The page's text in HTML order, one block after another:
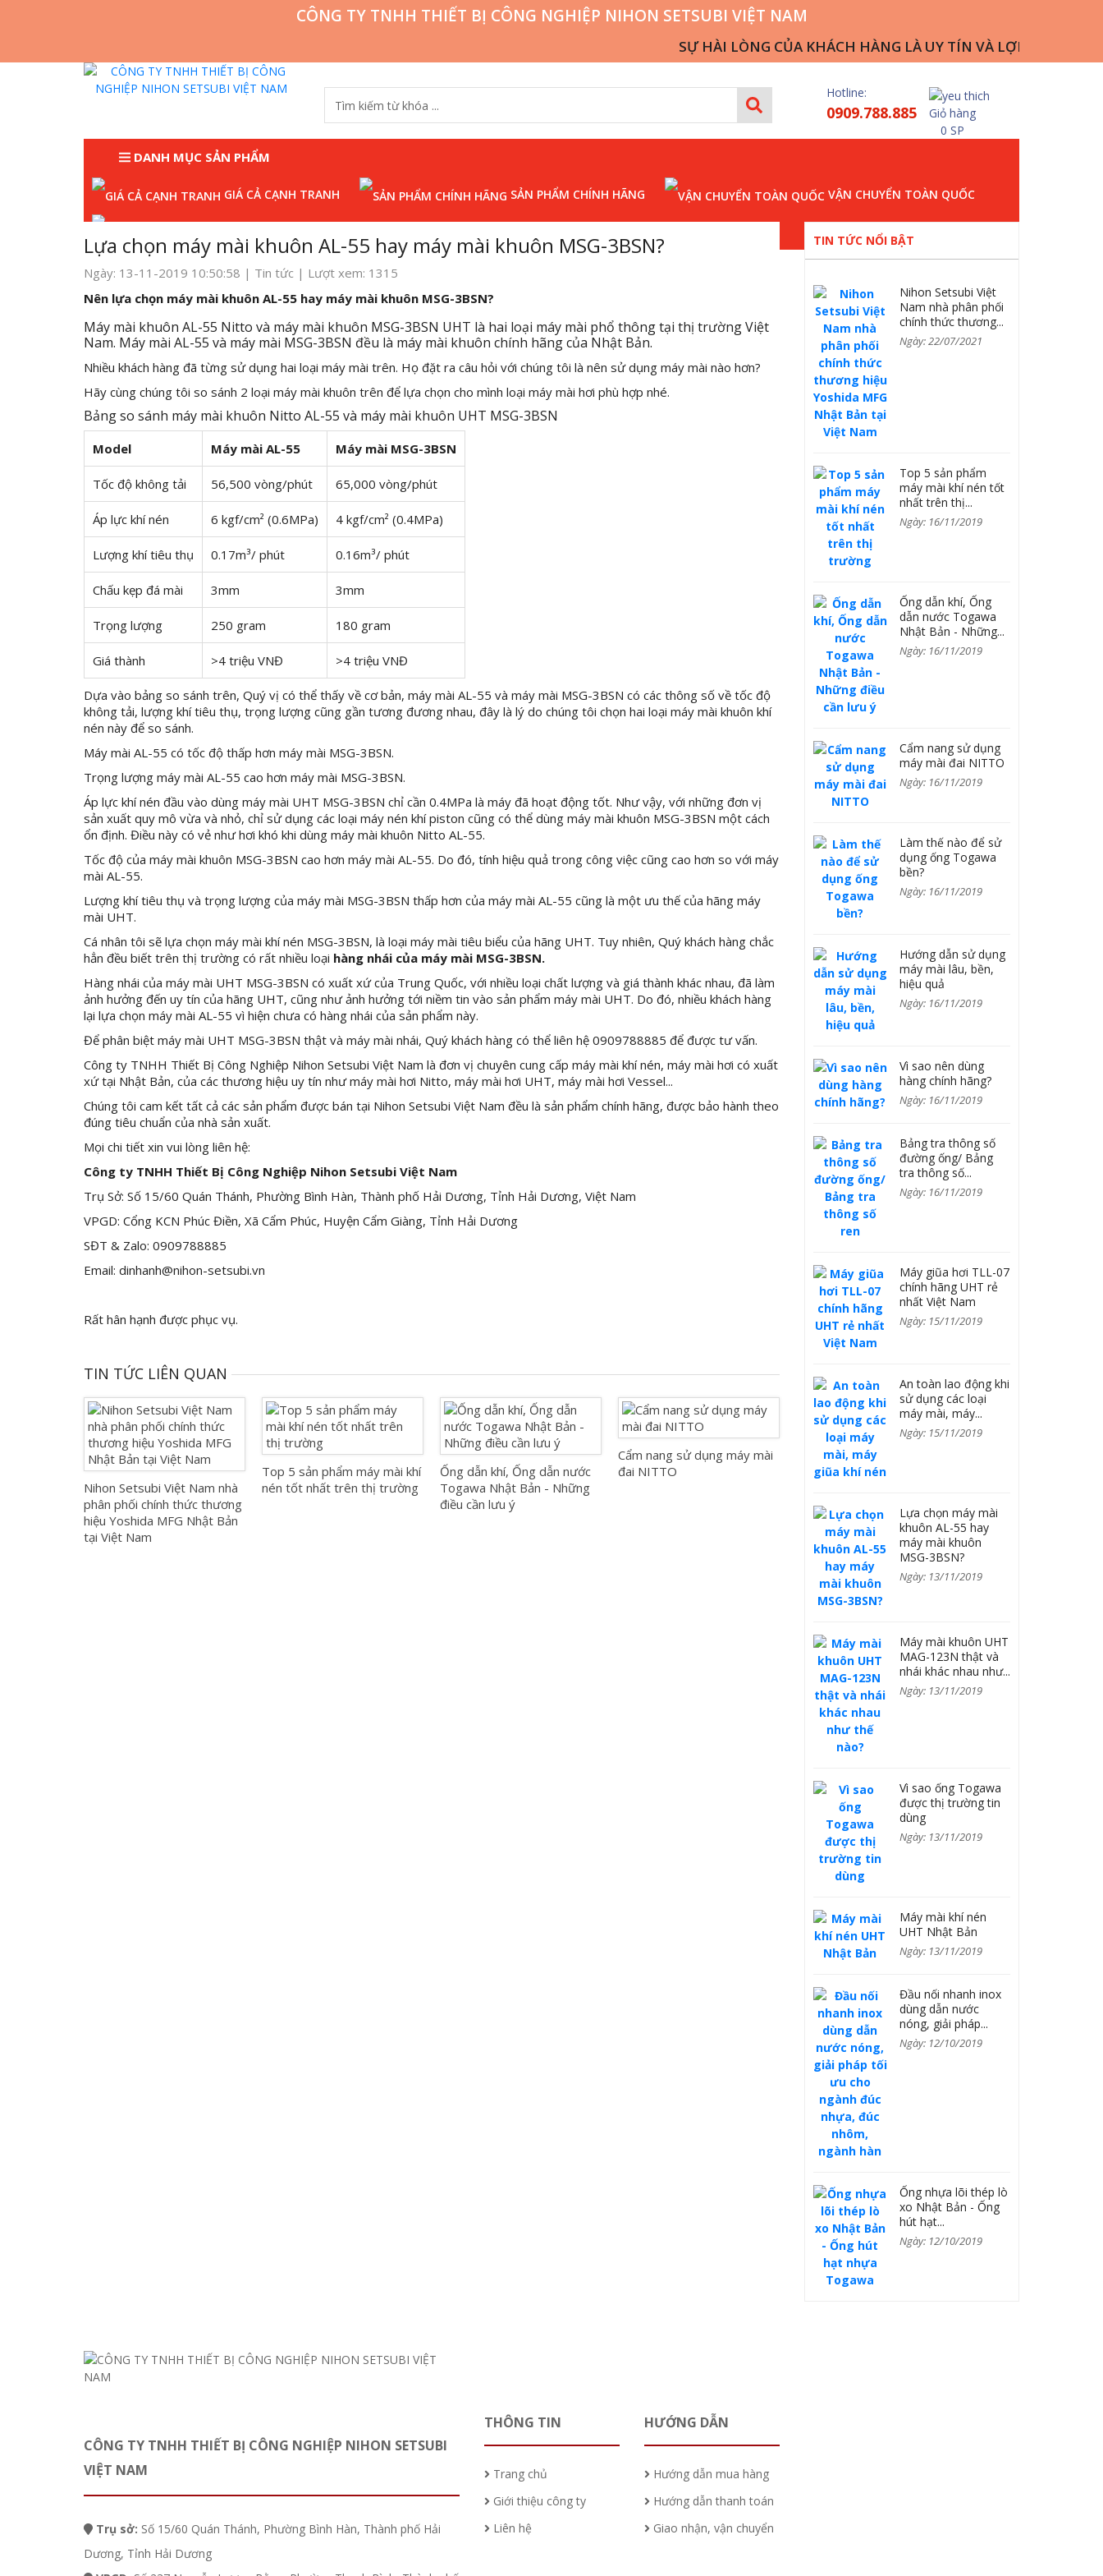
CÔNG TY TNHH THIẾT BỊ CÔNG NGHIỆP NIHON SETSUBI VIỆT NAM
SỰ HÀI LÒNG CỦA KHÁCH HÀNG LÀ UY TÍN VÀ LỢI NHUẬN CỦA
Hotline:
0909.788.885
Giỏ hàng
0 SP
DANH MỤC SẢN PHẨM
GIÁ CẢ CẠNH TRANH SẢN PHẨM CHÍNH HÃNG VẬN CHUYỂN TOÀN QUỐC
Trang chủ Tin tức
Lựa chọn máy mài khuôn AL-55 hay máy mài khuôn MSG-3BSN?
Ngày: 13-11-2019 10:50:58 | Tin tức | Lượt xem: 1315
Nên lựa chọn máy mài khuôn AL-55 hay máy mài khuôn MSG-3BSN?
Máy mài khuôn AL-55 Nitto và máy mài khuôn MSG-3BSN UHT là hai loại máy mài phổ thông tại thị trường Việt
Nam. Máy mài AL-55 và máy mài MSG-3BSN đều là máy mài khuôn chính hãng của Nhật Bản.
Nhiều khách hàng đã từng sử dụng hai loại máy mài trên. Họ đặt ra câu hỏi với chúng tôi là nên sử dụng máy mài nào hơn?
Hãy cùng chúng tôi so sánh 2 loại máy mài khuôn trên để lựa chọn cho mình loại máy mài hơi phù hợp nhé.
Bảng so sánh máy mài khuôn Nitto AL-55 và máy mài khuôn UHT MSG-3BSN
Model Máy mài AL-55 Máy mài MSG-3BSN
Tốc độ không tải 56,500 vòng/phút 65,000 vòng/phút
Áp lực khí nén 6 kgf/cm² (0.6MPa) 4 kgf/cm² (0.4MPa)
Lượng khí tiêu thụ 0.17m³/ phút 0.16m³/ phút
Chấu kẹp đá mài 3mm 3mm
Trọng lượng 250 gram 180 gram
Giá thành >4 triệu VNĐ >4 triệu VNĐ
Dựa vào bảng so sánh trên, Quý vị có thể thấy về cơ bản, máy mài AL-55 và máy mài MSG-3BSN có các thông số về tốc độ
không tải, lượng khí tiêu thụ, trọng lượng cũng gần tương đương nhau, đây là lý do chúng tôi chọn hai loại máy mài khuôn khí
nén này để so sánh.
Máy mài AL-55 có tốc độ thấp hơn máy mài MSG-3BSN.
Trọng lượng máy mài AL-55 cao hơn máy mài MSG-3BSN.
Áp lực khí nén đầu vào dùng máy mài UHT MSG-3BSN chỉ cần 0.4MPa là máy đã hoạt động tốt. Như vậy, với những đơn vị
sản xuất quy mô vừa và nhỏ, chỉ sử dụng các loại máy nén khí piston cũng có thể dùng máy mài khuôn MSG-3BSN một cách
ổn định. Điều này có vẻ như hơi khó khi dùng máy mài khuôn Nitto AL-55.
Tốc độ của máy mài khuôn MSG-3BSN cao hơn máy mài AL-55. Do đó, tính hiệu quả trong công việc cũng cao hơn so với máy
mài AL-55.
Lượng khí tiêu thụ và trọng lượng của máy mài MSG-3BSN thấp hơn của máy mài AL-55 cũng là một ưu thế của hãng máy
mài UHT.
Cá nhân tôi sẽ lựa chọn máy mài khí nén MSG-3BSN, là loại máy mài tiêu biểu của hãng UHT. Tuy nhiên, Quý khách hàng chắc
hẳn đều biết trên thị trường có rất nhiều loại hàng nhái của máy mài MSG-3BSN.
Hàng nhái của máy mài UHT MSG-3BSN có xuất xứ của Trung Quốc, với nhiều loại chất lượng và giá thành khác nhau, đã làm
ảnh hưởng đến uy tín của hãng UHT, cũng như ảnh hưởng tới niềm tin vào sản phẩm máy mài UHT. Do đó, nhiều khách hàng
lại lựa chọn máy mài AL-55 vì hiện chưa có hàng nhái của sản phẩm này.
Để phân biệt máy mài UHT MSG-3BSN thật và máy mài nhái, Quý khách hàng có thể liên hệ 0909788885 để được tư vấn.
Công ty TNHH Thiết Bị Công Nghiệp Nihon Setsubi Việt Nam là đơn vị chuyên cung cấp máy mài khí nén, máy mài hơi có xuất
xứ tại Nhật Bản, của các thương hiệu uy tín như máy mài hơi Nitto, máy mài hơi UHT, máy mài hơi Vessel...
Chúng tôi cam kết tất cả các sản phẩm được bán tại Nihon Setsubi Việt Nam đều là sản phẩm chính hãng, được bảo hành theo
đúng tiêu chuẩn của nhà sản xuất.
Mọi chi tiết xin vui lòng liên hệ:
Công ty TNHH Thiết Bị Công Nghiệp Nihon Setsubi Việt Nam
Trụ Sở: Số 15/60 Quán Thánh, Phường Bình Hàn, Thành phố Hải Dương, Tỉnh Hải Dương, Việt Nam
VPGD: Cổng KCN Phúc Điền, Xã Cẩm Phúc, Huyện Cẩm Giàng, Tỉnh Hải Dương
SĐT & Zalo: 0909788885
Email: dinhanh@nihon-setsubi.vn
Rất hân hạnh được phục vụ.
TIN TỨC LIÊN QUAN
Nihon Setsubi Việt Nam nhà
phân phối chính thức thương
hiệu Yoshida MFG Nhật Bản
tại Việt Nam
Top 5 sản phẩm máy mài khí
nén tốt nhất trên thị trường
Ống dẫn khí, Ống dẫn nước
Togawa Nhật Bản - Những
điều cần lưu ý
Cẩm nang sử dụng máy mài
đai NITTO
TIN TỨC NỔI BẬT
Nihon Setsubi Việt
Nam nhà phân phối
chính thức thương...
Ngày: 22/07/2021
Top 5 sản phẩm
máy mài khí nén tốt
nhất trên thị...
Ngày: 16/11/2019
Ống dẫn khí, Ống
dẫn nước Togawa
Nhật Bản - Những...
Ngày: 16/11/2019
Cẩm nang sử dụng
máy mài đai NITTO
Ngày: 16/11/2019
Làm thế nào để sử
dụng ống Togawa
bền?
Ngày: 16/11/2019
Hướng dẫn sử dụng
máy mài lâu, bền,
hiệu quả
Ngày: 16/11/2019
Vì sao nên dùng
hàng chính hãng?
Ngày: 16/11/2019
Bảng tra thông số
đường ống/ Bảng
tra thông số...
Ngày: 16/11/2019
Máy giũa hơi TLL-07
chính hãng UHT rẻ
nhất Việt Nam
Ngày: 15/11/2019
An toàn lao động khi
sử dụng các loại
máy mài, máy...
Ngày: 15/11/2019
Lựa chọn máy mài
khuôn AL-55 hay
máy mài khuôn
MSG-3BSN?
Ngày: 13/11/2019
Máy mài khuôn UHT
MAG-123N thật và
nhái khác nhau như...
Ngày: 13/11/2019
Vì sao ống Togawa
được thị trường tin
dùng
Ngày: 13/11/2019
Máy mài khí nén
UHT Nhật Bản
Ngày: 13/11/2019
Đầu nối nhanh inox
dùng dẫn nước
nóng, giải pháp...
Ngày: 12/10/2019
Ống nhựa lõi thép lò
xo Nhật Bản - Ống
hút hạt...
Ngày: 12/10/2019
CÔNG TY TNHH THIẾT BỊ CÔNG NGHIỆP NIHON SETSUBI
VIỆT NAM
Trụ sở: Số 15/60 Quán Thánh, Phường Bình Hàn, Thành phố Hải
Dương, Tỉnh Hải Dương
THÔNG TIN
Trang chủ
Giới thiệu công ty
Liên hệ
HƯỚNG DẪN
Hướng dẫn mua hàng
Hướng dẫn thanh toán
Giao nhận, vận chuyển